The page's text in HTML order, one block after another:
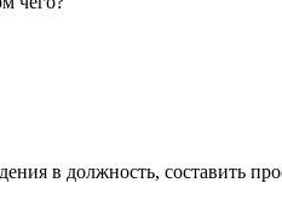
в должность, составить